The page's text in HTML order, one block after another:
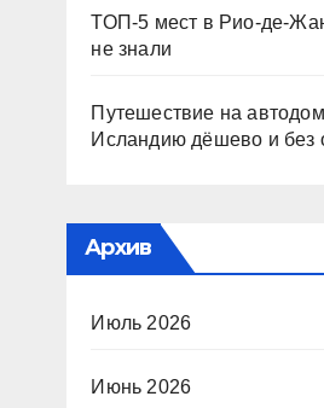
ТОП-5 мест в Рио-де-
не знали
Путешествие на
Исландию дёшево и без
Архив
Июль 2026
Июнь 2026